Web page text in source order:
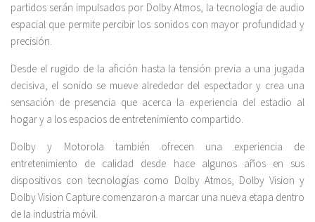
partidos serán impulsados por Dolby Atmos, la tecnología de audio
espacial que permite percibir los sonidos con mayor profundidad y
precisión.
Desde el rugido de la afición hasta la tensión previa a una jugada
decisiva, el sonido se mueve alrededor del espectador y crea una
sensación de presencia que acerca la experiencia del estadio al
hogar y a los espacios de entretenimiento compartido.
Dolby y Motorola también ofrecen una experiencia de
entretenimiento de calidad desde hace algunos años en sus
dispositivos con tecnologías como Dolby Atmos, Dolby Vision y
Dolby Vision Capture comenzaron a marcar una nueva etapa dentro
de la industria móvil.